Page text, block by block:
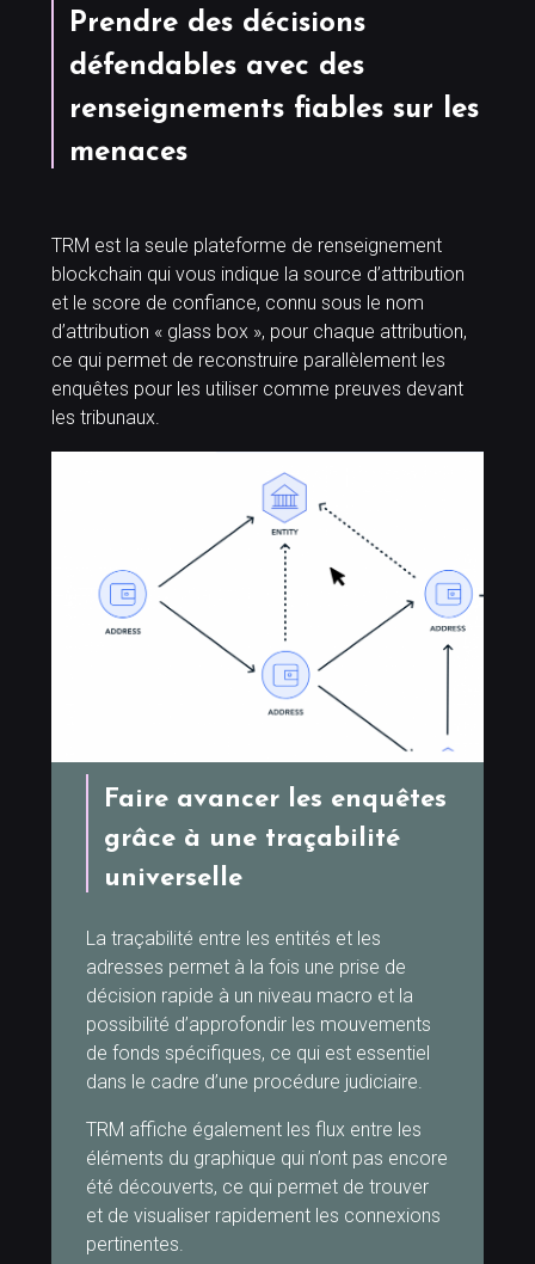
Prendre des décisions
défendables avec des
renseignements fiables sur les
menaces
TRM est la seule plateforme de renseignement
blockchain qui vous indique la source d’attribution
et le score de confiance, connu sous le nom
d’attribution « glass box », pour chaque attribution,
ce qui permet de reconstruire parallèlement les
enquêtes pour les utiliser comme preuves devant
les tribunaux.
Faire avancer les enquêtes
grâce à une traçabilité
universelle
La traçabilité entre les entités et les
adresses permet à la fois une prise de
décision rapide à un niveau macro et la
possibilité d’approfondir les mouvements
de fonds spécifiques, ce qui est essentiel
dans le cadre d’une procédure judiciaire.
TRM affiche également les flux entre les
éléments du graphique qui n’ont pas encore
été découverts, ce qui permet de trouver
et de visualiser rapidement les connexions
pertinentes.